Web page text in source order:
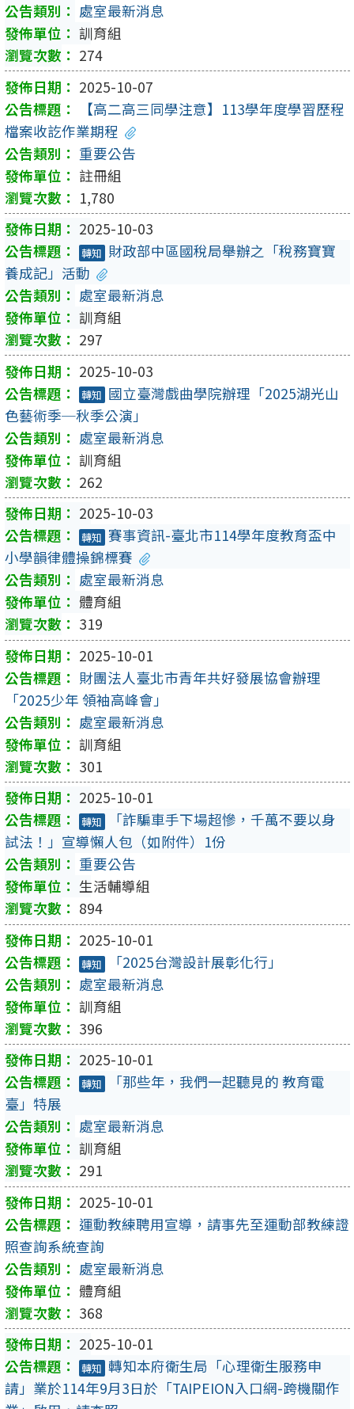
處室最新消息
訓育組
274
2025-10-07
【高二高三同學注意】113學年度學習歷程
檔案收訖作業期程
重要公告
註冊組
1,780
2025-10-03
轉知 財政部中區國稅局舉辦之「稅務寶寶
養成記」活動
處室最新消息
訓育組
297
2025-10-03
轉知 國立臺灣戲曲學院辦理「2025湖光山
色藝術季─秋季公演」
處室最新消息
訓育組
262
2025-10-03
轉知 賽事資訊-臺北市114學年度教育盃中
小學韻律體操錦標賽
處室最新消息
體育組
319
2025-10-01
財團法人臺北市青年共好發展協會辦理
「2025少年 領袖高峰會」
處室最新消息
訓育組
301
2025-10-01
轉知
「詐騙車手下場超慘，千萬不要以身
試法！」宣導懶人包（如附件）1份
重要公告
生活輔導組
894
2025-10-01
轉知
「2025台灣設計展彰化行」
處室最新消息
訓育組
396
2025-10-01
轉知
「那些年，我們一起聽見的 教育電
臺」特展
處室最新消息
訓育組
291
2025-10-01
運動教練聘用宣導，請事先至運動部教練證
照查詢系統查詢
處室最新消息
體育組
368
2025-10-01
轉知 轉知本府衛生局「心理衛生服務申
請」業於114年9月3日於「TAIPEION入口網-跨機關作